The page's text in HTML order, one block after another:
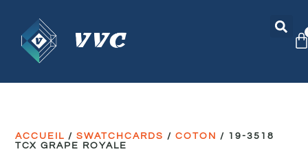
ACCUEIL /SWATCHCARDS /COTON / 19-3518
TCX GRAPE ROYALE